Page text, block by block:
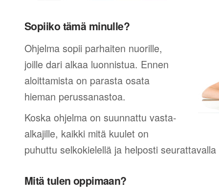
Sopiiko tämä minulle?
Ohjelma sopii parhaiten nuorille,
joille dari alkaa luonnistua. Ennen
aloittamista on parasta osata
hieman perussanastoa.
Koska ohjelma on suunnattu vasta-
alkajille, kaikki mitä kuulet on
puhuttu selkokielellä ja helposti
Mitä tulen oppimaan?